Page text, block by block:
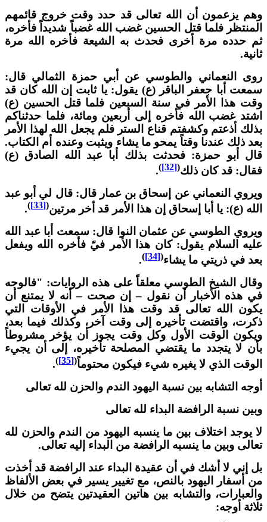
يزعمون أن الله تعالى قد حدد وقت خروج قائمهم
فلما قتل الحسين غضب الله غضباً شديداً فأخره،
حدده مرة أخرى فحدث به الشيعة فأخره الله مرة
النعماني والطوسي عن أبي حمزة الثمالي قال:
أبا جعفر الباقر (ع) يقول: يا ثابت إن الله كان قد
هذا الأمر في سنة السبعين فلما قتل الحسين (ع)
غضب الله فأخره إلى أربعين ومائة، فلما حدثناكم
أذعتم وكشفتم قناع الستر فلم يجعل الله لهذا الأمر
ذلك عندنا وقتاً يمحو ما يشاء ويثبت وعنده أم الكتاب.
أبو حمزة: فحدثت بذلك أبا عبد الله الصادق (ع)
قد كان ذلك (
[32]
)
.
النعماني عن إسحاق بن عمار قال: قال لي أبو عبد
(ع): يا أبا إسحاق إن هذا الأمر قد أخر مرتين
)
.
الطوسي عن عثمان النوا قال: سمعت أبا عبد الله
السلام يقول: كان هذا الأمر فيّ فأخره الله ويفعل
في ذريتي ما يشاء(
[34]
)
.
الشيخ الطوسي معلقاً على هذه الروايات: "فالوجه
هذه الأخبار أن نقول – إن صحت – أنه لا يمتنع أن
الله تعالى قد وقت هذا الأمر في الأوقات التي
واقتضت تأخيره إلى وقت آخر، وكذلك فيما بعد،
الوقت الأول وكل وقت يجوز أن يؤخر مشروطاً
لا يتجدد ما يقتضي المصلحة تأخيره، إلى أن يجيء
الذي لا يغيره شيء فيكون محتوماً [35]
)
.
التشابه بين نسبة اليهود الندم والحزن لله تعالى
نسبة الرافضة البداء لله تعالى
يوجد اختلاف بين ما ينسبه اليهود من الندم والحزن لله
وبين ما ينسبه الرافضة من البداء إليه تعالى.
إني لا أشك في أن عقيدة البداء عند الرافضة قد أخذت
أسفار اليهود بالنص، مع تغيير يسير في بعض الألفاظ
والتشابه بين هاتين العقيدتين يتضح من خلال
أوجه: